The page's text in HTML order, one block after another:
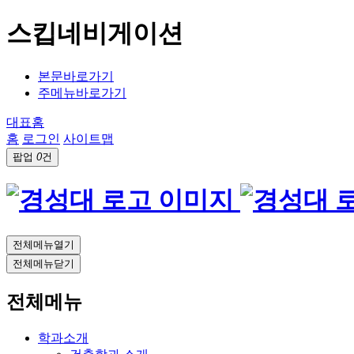
스킵네비게이션
본문바로가기
주메뉴바로가기
대표홈
홈 로그인 사이트맵
팝업 0건
전체메뉴열기
전체메뉴닫기
전체메뉴
학과소개